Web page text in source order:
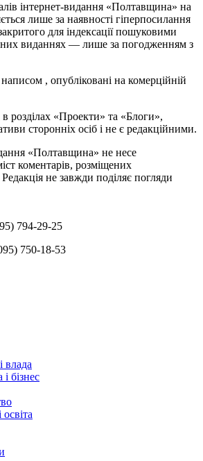
інтернет-видання «Полтавщина» на
лише за наявності гіперпосилання
для індексації пошуковими
виданнях — лише за погодженням з
написом , опубліковані на комерційній
розділах «Проекти» та «Блоги»,
сторонніх осіб і не є редакційними.
«Полтавщина» не несе
коментарів, розміщених
не завжди поділяє погляди
794-29-25
750-18-53
влада
бізнес
освіта